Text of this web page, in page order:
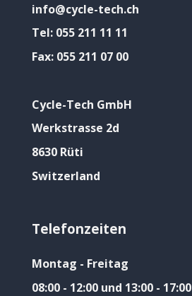
info@cycle-tech.ch
Tel: 055 211 11 11
Fax: 055 211 07 00
Cycle-Tech GmbH
Werkstrasse 2d
8630 Rüti
Switzerland
Telefonzeiten
Montag - Freitag
08:00 - 12:00 und 13:00 - 17:00